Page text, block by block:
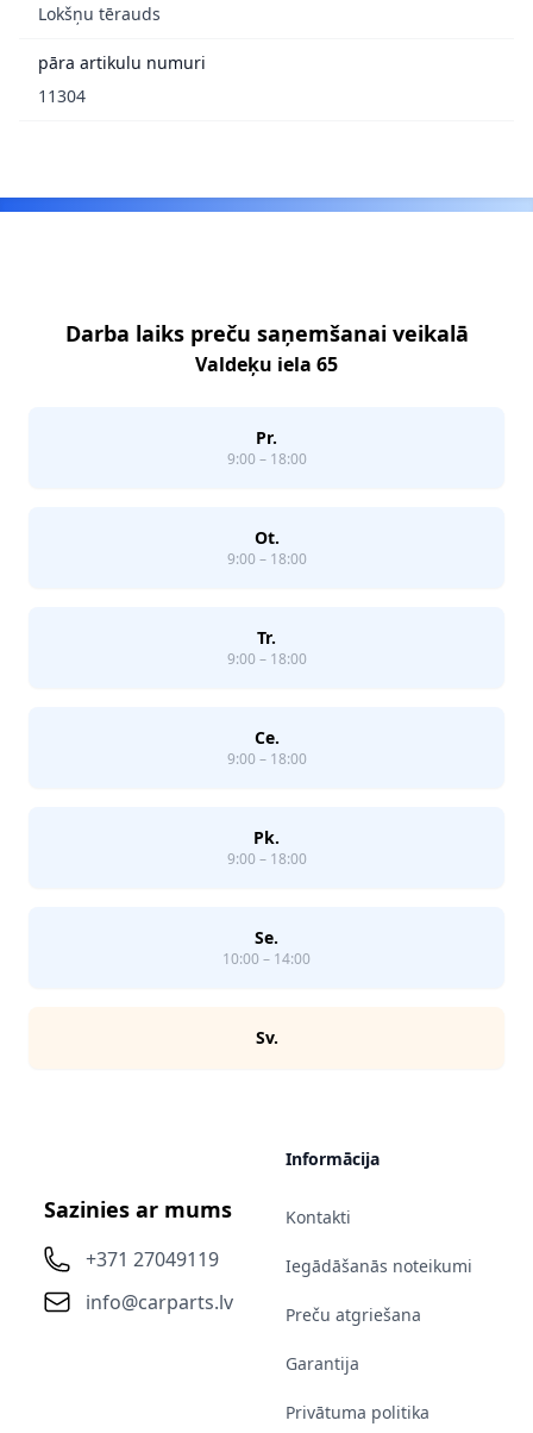
Lokšņu tērauds
pāra artikulu numuri
11304
Darba laiks preču saņemšanai veikalā
Valdeķu iela 65
Pr.
9:00 – 18:00
Ot.
9:00 – 18:00
Tr.
9:00 – 18:00
Ce.
9:00 – 18:00
Pk.
9:00 – 18:00
Se.
10:00 – 14:00
Sv.
Sazinies ar mums
+371 27049119
info@carparts.lv
Informācija
Kontakti
Iegādāšanās noteikumi
Preču atgriešana
Garantija
Privātuma politika